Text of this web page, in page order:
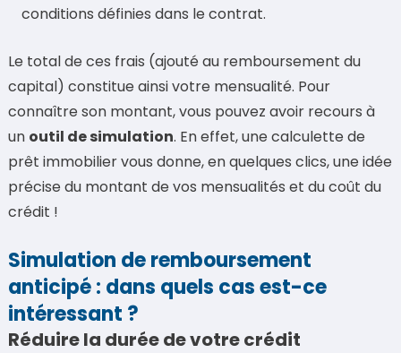
conditions définies dans le contrat.
Le total de ces frais (ajouté au remboursement du
capital) constitue ainsi votre mensualité. Pour
connaître son montant, vous pouvez avoir recours à
un outil de simulation. En effet, une calculette de
prêt immobilier vous donne, en quelques clics, une idée
précise du montant de vos mensualités et du coût du
crédit !
Simulation de remboursement
anticipé : dans quels cas est-ce
intéressant ?
Réduire la durée de votre crédit